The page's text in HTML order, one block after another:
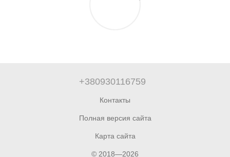
+380930116759
Контакты
Полная версия сайта
Карта сайта
© 2018—2026